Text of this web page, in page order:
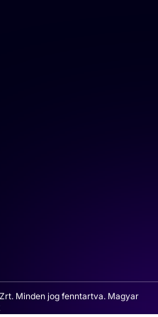
Minden jog fenntartva. Magyar